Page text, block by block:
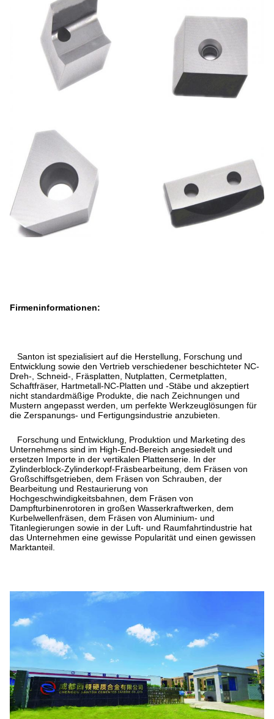
Firmeninformationen:
Santon ist spezialisiert auf die Herstellung, Forschung und
Entwicklung sowie den Vertrieb verschiedener beschichteter NC-
Dreh-, Schneid-, Fräsplatten, Nutplatten, Cermetplatten,
Schaftfräser, Hartmetall-NC-Platten und -Stäbe und akzeptiert
nicht standardmäßige Produkte, die nach Zeichnungen und
Mustern angepasst werden, um perfekte Werkzeuglösungen für
die Zerspanungs- und Fertigungsindustrie anzubieten.
Forschung und Entwicklung, Produktion und Marketing des
Unternehmens sind im High-End-Bereich angesiedelt und
ersetzen Importe in der vertikalen Plattenserie. In der
Zylinderblock-Zylinderkopf-Fräsbearbeitung, dem Fräsen von
Großschiffsgetrieben, dem Fräsen von Schrauben, der
Bearbeitung und Restaurierung von
Hochgeschwindigkeitsbahnen, dem Fräsen von
Dampfturbinenrotoren in großen Wasserkraftwerken, dem
Kurbelwellenfräsen, dem Fräsen von Aluminium- und
Titanlegierungen sowie in der Luft- und Raumfahrtindustrie hat
das Unternehmen eine gewisse Popularität und einen gewissen
Marktanteil.